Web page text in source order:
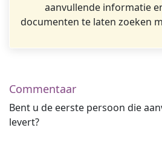
aanvullende informatie
documenten te laten zoeken
Commentaar
Bent u de eerste persoon die
levert?